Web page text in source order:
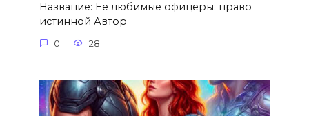
Название: Ее любимые офицеры: право
истинной Автор
0 28